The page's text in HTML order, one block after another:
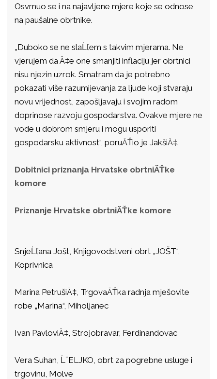
Osvrnuo se i na najavljene mjere koje se odnose
na paušalne obrtnike.
„Duboko se ne slaĹľem s takvim mjerama. Ne
vjerujem da Ä‡e one smanjiti inflaciju jer obrtnici
nisu njezin uzrok. Smatram da je potrebno
pokazati više razumijevanja za ljude koji stvaraju
novu vrijednost, zapošljavaju i svojim radom
doprinose razvoju gospodarstva. Ovakve mjere ne
vode u dobrom smjeru i mogu usporiti
gospodarsku aktivnost“, poruÄŤio je JakšiÄ‡.
Dobitnici priznanja Hrvatske obrtniÄŤke
komore
Priznanje Hrvatske obrtniÄŤke komore
SnjeĹľana Jošt, Knjigovodstveni obrt „JOŠT“,
Koprivnica
Marina PetrušiÄ‡, TrgovaÄŤka radnja mješovite
robe „Marina“, Miholjanec
Ivan PavloviÄ‡, Strojobravar, Ferdinandovac
Vera Suhan, Ĺ˝ELJKO, obrt za pogrebne usluge i
trgovinu, Molve